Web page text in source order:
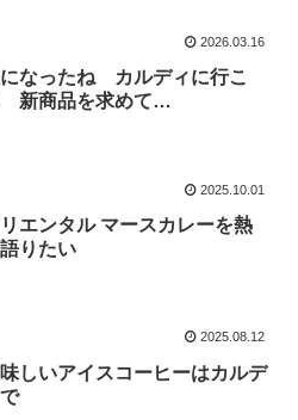
2026.03.16
なったね カルディに行こ
新商品を求めて…
2025.10.01
エンタル マースカレーを熱
語りたい
2025.08.12
しいアイスコーヒーはカルデ